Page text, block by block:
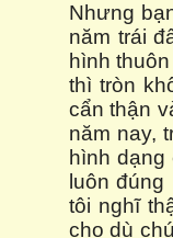
Nhưng
năm trái
hình
thì tròn
cẩn thận
năm nay,
hình
luôn
tôi nghĩ
cho dù